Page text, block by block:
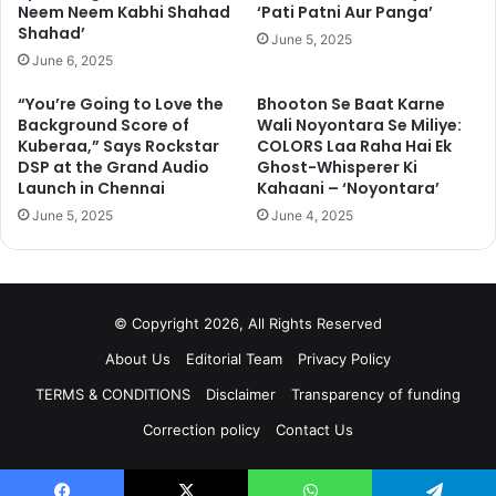
उधर, हाउसफुल 4 की शूटिंग बंद होने की खबरें हैं. इस फिल्म का निर्देशन साजिद
आरोप लगाए हैं. इसमें नाना पाटेकर भी अहम भूमिका में हैं. पिछले दिनों तनुश्री के
आरोपों के ठीक बाद फराह खाना ने नाना पाटेकर संग टीम की एक फोटो साझा की
थी. जिसके बाद उन्हें खूब ट्रोल किया गया था.
https://www.instagram.com/p/BoOhHwfhNAW/?taken-
by=farahkhankunder
Neem Neem Kabhi Shahad
Shahad’
June 6, 2025
‘Pati Patni Aur Panga’
June 5, 2025
“You’re Going to Love the
Background Score of
Kuberaa,” Says Rockstar
DSP at the Grand Audio
Launch in Chennai
June 5, 2025
Bhooton Se Baat Karne
Wali Noyontara Se Miliye:
COLORS Laa Raha Hai Ek
Ghost-Whisperer Ki
Kahaani – ‘Noyontara’
June 4, 2025
© Copyright 2026, All Rights Reserved
About Us
Editorial Team
Privacy Policy
TERMS & CONDITIONS
Disclaimer
Transparency of funding
Correction policy
Contact Us